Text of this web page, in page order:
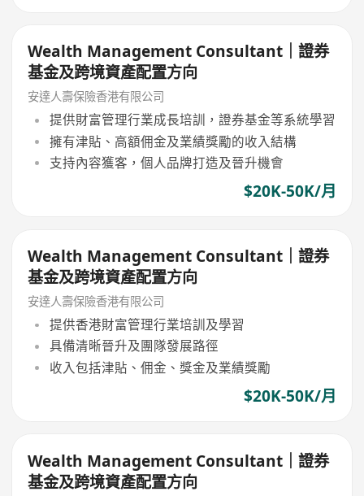
Wealth Management Consultant｜證券
基金及跨境資產配置方向
安達人壽保險香港有限公司
提供財富管理行業成長培訓，證券基金等系統學習
擁有津貼、高額佣金及業績獎勵的收入結構
支持內容獲客，個人品牌打造及晉升機會
$20K-50K/月
Wealth Management Consultant｜證券
基金及跨境資產配置方向
安達人壽保險香港有限公司
提供香港財富管理行業培訓及學習
具備清晰晉升及團隊發展路徑
收入包括津貼、佣金、獎金及業績獎勵
$20K-50K/月
Wealth Management Consultant｜證券
基金及跨境資產配置方向